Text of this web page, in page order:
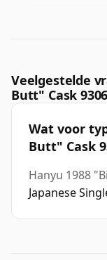
Veelgestelde
Butt" Cask 9306
Wat voor
Butt" Cask
Hanyu 1988
Japanese